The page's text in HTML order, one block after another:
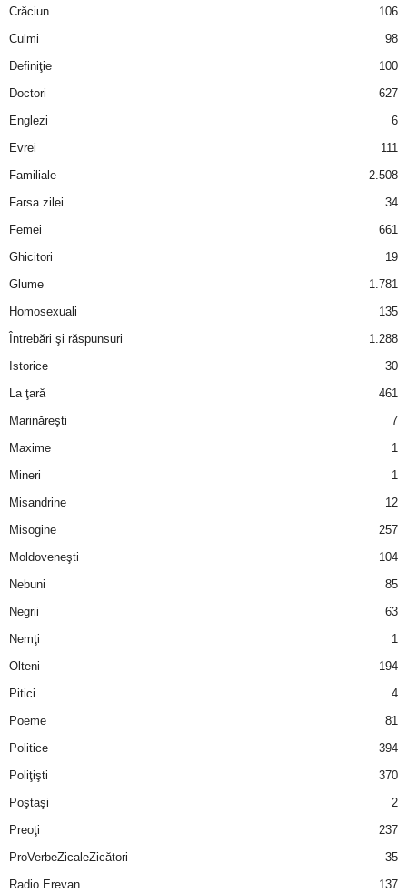
Crăciun
106
Culmi
98
Definiţie
100
Doctori
627
Englezi
6
Evrei
111
Familiale
2.508
Farsa zilei
34
Femei
661
Ghicitori
19
Glume
1.781
Homosexuali
135
Întrebări şi răspunsuri
1.288
Istorice
30
La ţară
461
Marinăreşti
7
Maxime
1
Mineri
1
Misandrine
12
Misogine
257
Moldoveneşti
104
Nebuni
85
Negrii
63
Nemţi
1
Olteni
194
Pitici
4
Poeme
81
Politice
394
Poliţişti
370
Poştaşi
2
Preoţi
237
ProVerbeZicaleZicători
35
Radio Erevan
137